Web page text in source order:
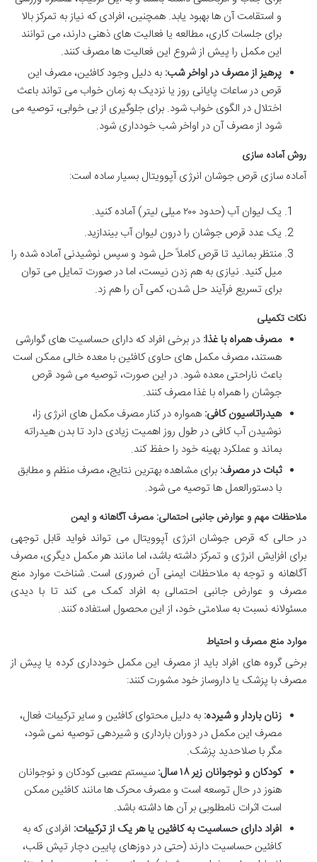
و استقامت آن ها بهبود یابد. همچنین، افرادی که نیاز به تمرکز بالا
برای جلسات کاری، مطالعه یا فعالیت های ذهنی دارند، می توانند
این مکمل را پیش از شروع این فعالیت ها مصرف کنند.
پرهیز از مصرف در اواخر شب: به دلیل وجود کافئین، مصرف این
قرص در ساعات پایانی روز یا نزدیک به زمان خواب می تواند باعث
اختلال در الگوی خواب شود. برای جلوگیری از بی خوابی، توصیه می
شود از مصرف آن در اواخر شب خودداری شود.
روش آماده سازی
آماده سازی قرص جوشان انرژی آپوویتال بسیار ساده است:
یک لیوان آب (حدود ۲۰۰ میلی لیتر) آماده کنید.
یک عدد قرص جوشان را درون لیوان آب بیندازید.
منتظر بمانید تا قرص کاملاً حل شود و سپس نوشیدنی آماده شده را
میل کنید. نیازی به هم زدن نیست، اما در صورت تمایل می توان
برای تسریع فرآیند حل شدن، کمی آن را هم زد.
نکات تکمیلی
مصرف همراه با غذا: در برخی افراد که دارای حساسیت های گوارشی
هستند، مصرف مکمل های حاوی کافئین با معده خالی ممکن است
باعث ناراحتی معده شود. در این صورت، توصیه می شود قرص
جوشان را همراه با غذا مصرف کنند.
هیدراتاسیون کافی: همواره در کنار مصرف مکمل های انرژی زا،
نوشیدن آب کافی در طول روز اهمیت زیادی دارد تا بدن هیدراته
بماند و عملکرد بهینه خود را حفظ کند.
ثبات در مصرف: برای مشاهده بهترین نتایج، مصرف منظم و مطابق
با دستورالعمل ها توصیه می شود.
ملاحظات مهم و عوارض جانبی احتمالی: مصرف آگاهانه و ایمن
در حالی که قرص جوشان انرژی آپوویتال می تواند فواید قابل توجهی
برای افزایش انرژی و تمرکز داشته باشد، اما مانند هر مکمل دیگری، مصرف
آگاهانه و توجه به ملاحظات ایمنی آن ضروری است. شناخت موارد منع
مصرف و عوارض جانبی احتمالی به افراد کمک می کند تا با دیدی
مسئولانه نسبت به سلامتی خود، از این محصول استفاده کنند.
موارد منع مصرف و احتیاط
برخی گروه های افراد باید از مصرف این مکمل خودداری کرده یا پیش از
مصرف با پزشک یا داروساز خود مشورت کنند:
زنان باردار و شیرده: به دلیل محتوای کافئین و سایر ترکیبات فعال،
مصرف این مکمل در دوران بارداری و شیردهی توصیه نمی شود،
مگر با صلاحدید پزشک.
کودکان و نوجوانان زیر ۱۸ سال:
سیستم عصبی کودکان و نوجوانان
هنوز در حال توسعه است و مصرف محرک ها مانند کافئین ممکن
است اثرات نامطلوبی بر آن ها داشته باشد.
افراد دارای حساسیت به کافئین یا هر یک از ترکیبات: افرادی که به
کافئین حساسیت دارند (حتی در دوزهای پایین دچار تپش قلب،